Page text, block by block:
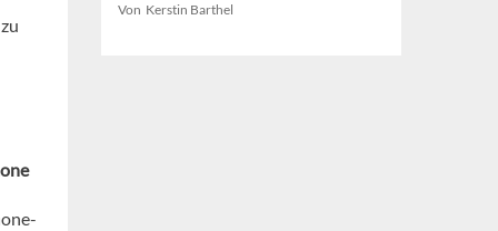
Von Kerstin Barthel